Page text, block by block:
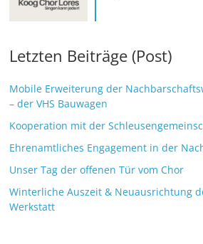
Letzten Beiträge (Post)
Mobile Erweiterung der
– der VHS Bauwagen
Kooperation mit der
Ehrenamtliches Engagement in der
Unser Tag der offenen Tür vom Chor
Winterliche Auszeit & Neuausrichtung
Werkstatt